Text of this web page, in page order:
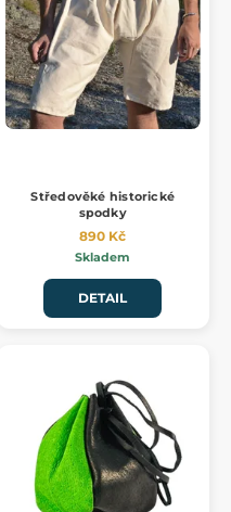
Středověké historické
spodky
890 Kč
Skladem
DETAIL